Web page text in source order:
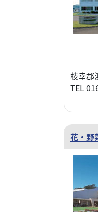
枝幸郡
TEL
花・野